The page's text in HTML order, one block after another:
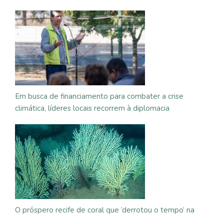
Em busca de financiamento para combater a crise
climática, líderes locais recorrem à diplomacia
O próspero recife de coral que ‘derrotou o tempo’ na